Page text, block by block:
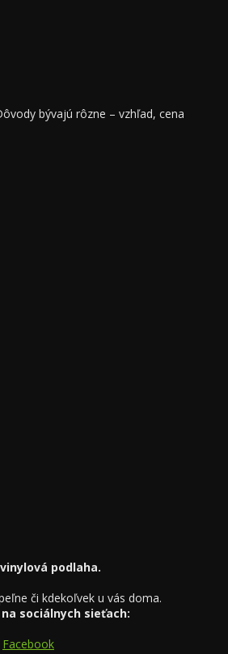
bývajú rôzne – vzhľad, cena
podlaha.
či kdekoľvek u vás doma.
sociálnych sieťach:
Facebook